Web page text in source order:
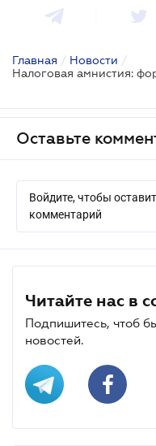
Главная / Новости /
Оставьте
Войдите, чтобы
комментарий
Читайте нас в
Подпишитесь, чтоб
новостей.